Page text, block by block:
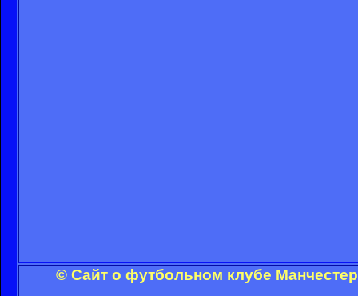
© Сайт о футбольном клубе